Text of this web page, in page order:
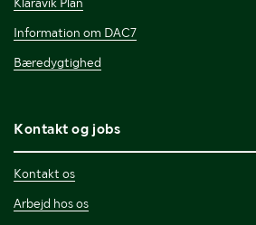
Information om DAC7
Bæredygtighed
Kontakt og jobs
Kontakt os
Arbejd hos os